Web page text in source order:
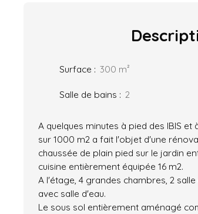
Surface : 300 m²
Salle de bains : 2
A quelques minutes à pied des IBIS
sur 1000 m2 a fait l'objet d'une
chaussée de plain pied sur le jardin
cuisine entièrement équipée 16 m2.
A l'étage, 4 grandes chambres, 2
avec salle d'eau.
Le sous sol entièrement aménagé